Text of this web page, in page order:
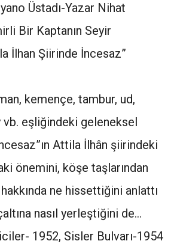
Üstadı-Yazar Nihat
Bir Kaptanın Seyir
İlhan Şiirinde İncesaz”
kemençe, tambur, ud,
vb. eşliğindeki geleneksel
Attila İlhân şiirindeki
önemini, köşe taşlarından
ne hissettiğini anlattı
nasıl yerleştiğini de…
1952, Sisler Bulvarı-1954